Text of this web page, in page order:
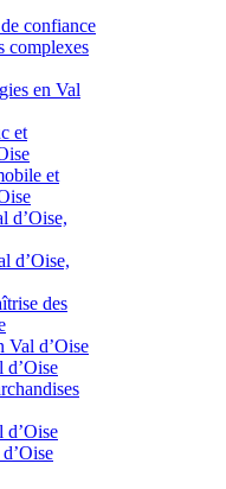
confiance
complexes
en Val
et
et
d’Oise,
d’Oise,
des
Val d’Oise
d’Oise
d’Oise